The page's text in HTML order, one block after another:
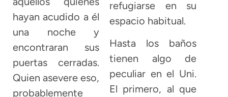
hayan acudido a él
una noche y
encontraran sus
puertas cerradas.
Quien asevere eso,
probablemente
refugiarse en su
espacio habitual.
Hasta los baños
tienen algo de
peculiar en el Uni.
El primero, al que